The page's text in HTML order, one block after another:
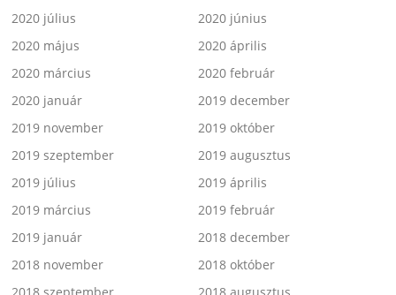
2020 július
2020 június
2020 május
2020 április
2020 március
2020 február
2020 január
2019 december
2019 november
2019 október
2019 szeptember
2019 augusztus
2019 július
2019 április
2019 március
2019 február
2019 január
2018 december
2018 november
2018 október